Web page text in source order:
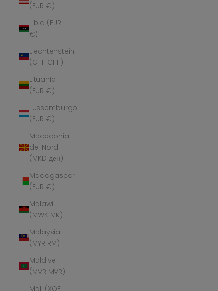
(EUR €)
Libia (EUR
€)
Liechtenstein
(CHF CHF)
Lituania
(EUR €)
Lussemburgo
(EUR €)
Macedonia
del Nord
(MKD ден)
Madagascar
(EUR €)
Malawi
(MWK MK)
Malaysia
(MYR RM)
Maldive
(MVR MVR)
Mali (XOF